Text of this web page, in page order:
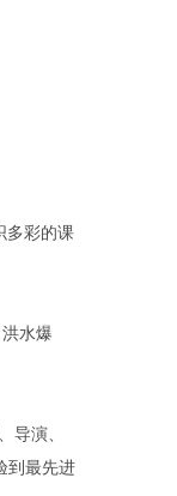
多彩的课
水爆
演、
到最先进